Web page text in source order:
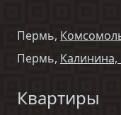
Пермь,
Пермь, Калинина,
Квартиры